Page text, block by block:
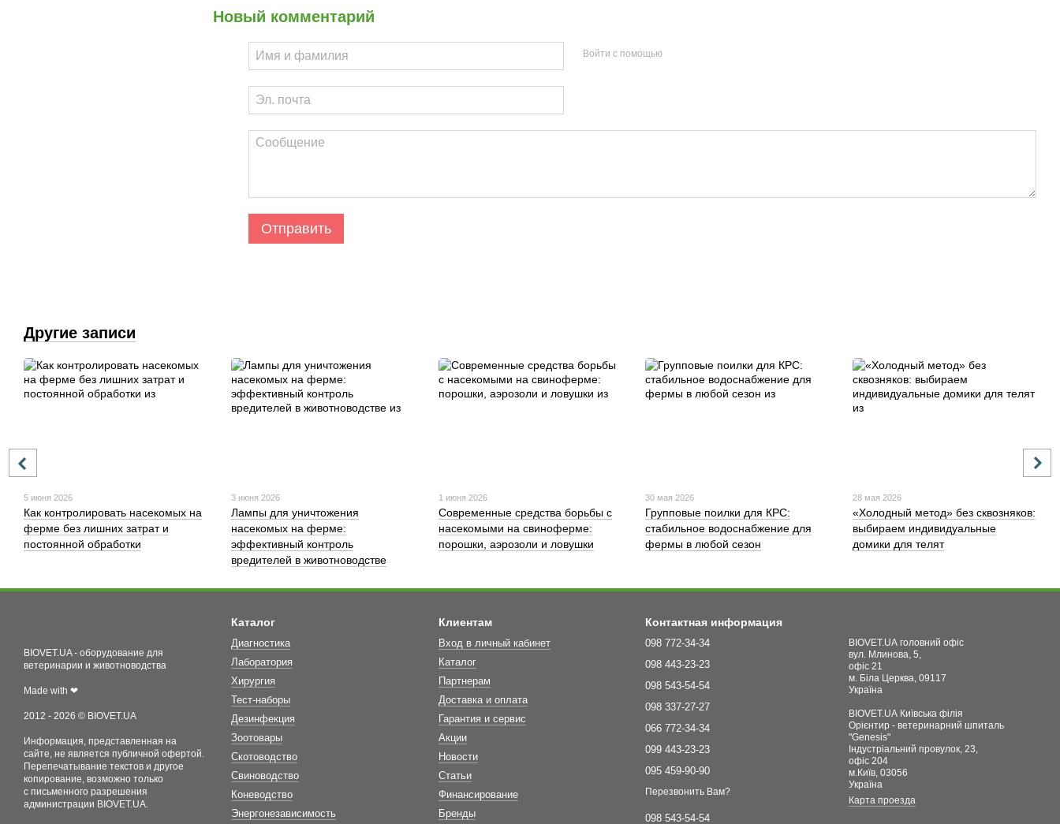
Новый комментарий
Войти с помощью
Отправить
Другие записи
5 июня 2026
Как контролировать насекомых на
ферме без лишних затрат и
постоянной обработки
3 июня 2026
Лампы для уничтожения
насекомых на ферме:
эффективный контроль
вредителей в животноводстве
1 июня 2026
Современные средства борьбы с
насекомыми на свиноферме:
порошки, аэрозоли и ловушки
30 мая 2026
Групповые поилки для КРС:
стабильное водоснабжение для
фермы в любой сезон
28 мая 2026
«Холодный метод» без сквозняков:
выбираем индивидуальные
домики для телят
BIOVET.UA - оборудование для
ветеринарии и животноводства
Made with ❤
2012 - 2026 © BIOVET.UA
Информация, представленная на
сайте, не является публичной офертой.
Перепечатывание текстов и другое
копирование, возможно только
с письменного разрешения
администрации BIOVET.UA.
Каталог
Диагностика
Лаборатория
Хирургия
Тест-наборы
Дезинфекция
Зоотовары
Скотоводство
Свиноводство
Коневодство
Энергонезависимость
Клиентам
Вход в личный кабинет
Каталог
Партнерам
Доставка и оплата
Гарантия и сервис
Акции
Новости
Статьи
Финансирование
Бренды
Контактная информация
098 772-34-34
098 443-23-23
098 543-54-54
098 337-27-27
066 772-34-34
099 443-23-23
095 459-90-90
Перезвонить Вам?
098 543-54-54
BIOVET.UA головний офіс
вул. Млинова, 5,
офіс 21
м. Біла Церква, 09117
Україна
BIOVET.UA Київська філія
Орієнтир - ветеринарний шпиталь
"Genesis"
Індустріальний провулок, 23,
офіс 204
м.Київ, 03056
Україна
Карта проезда